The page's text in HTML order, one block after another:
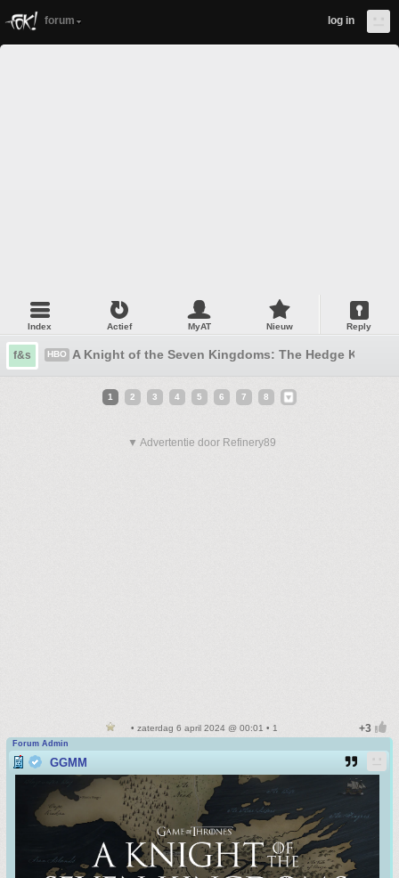
forum log in
Index Actief MyAT Nieuw Reply
f&s HBO A Knight of the Seven Kingdoms: The Hedge Knight
1 2 3 4 5 6 7 8
▼ Advertentie door Refinery89
• zaterdag 6 april 2024 @ 00:01 • 1
Forum Admin
GGMM